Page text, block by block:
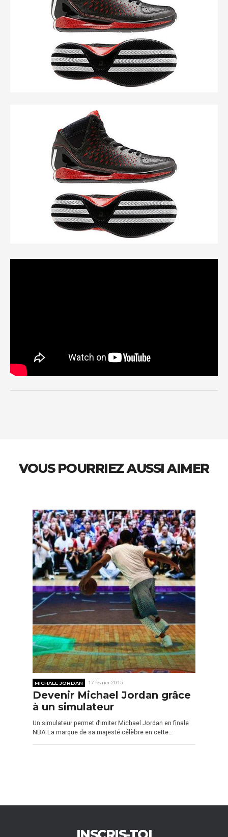
VOUS POURRIEZ AUSSI AIMER
MICHAEL JORDAN 17 février 2015
Devenir Michael Jordan grâce
à un simulateur
Un simulateur permet d’imiter Michael Jordan en finale
NBA La marque de sa majesté célèbre en cette…